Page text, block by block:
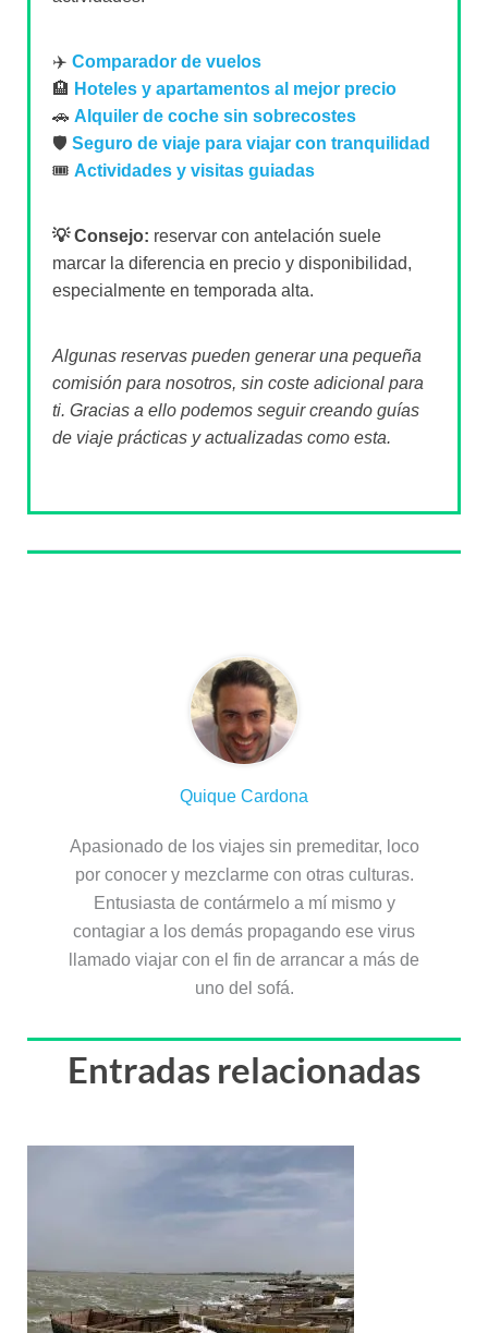
✈️ Comparador de vuelos
🏨 Hoteles y apartamentos al mejor precio
🚗 Alquiler de coche sin sobrecostes
🛡️ Seguro de viaje para viajar con tranquilidad
🎟️ Actividades y visitas guiadas
💡 Consejo: reservar con antelación suele
marcar la diferencia en precio y disponibilidad,
especialmente en temporada alta.
Algunas reservas pueden generar una pequeña
comisión para nosotros, sin coste adicional para
ti. Gracias a ello podemos seguir creando guías
de viaje prácticas y actualizadas como esta.
Quique Cardona
Apasionado de los viajes sin premeditar, loco
por conocer y mezclarme con otras culturas.
Entusiasta de contármelo a mí mismo y
contagiar a los demás propagando ese virus
llamado viajar con el fin de arrancar a más de
uno del sofá.
Entradas relacionadas